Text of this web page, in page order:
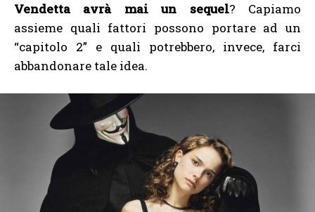
Vendetta avrà mai un sequel? Capiamo
assieme quali fattori possono portare ad un
“capitolo 2” e quali potrebbero, invece, farci
abbandonare tale idea.